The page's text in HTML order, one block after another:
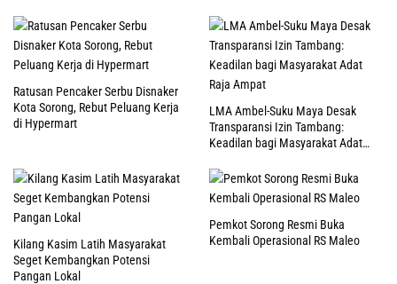
Ratusan Pencaker Serbu Disnaker
Kota Sorong, Rebut Peluang Kerja
di Hypermart
LMA Ambel-Suku Maya Desak
Transparansi Izin Tambang:
Keadilan bagi Masyarakat Adat
Kilang Kasim Latih Masyarakat
Seget Kembangkan Potensi
Pangan Lokal
Pemkot Sorong Resmi Buka
Kembali Operasional RS Maleo